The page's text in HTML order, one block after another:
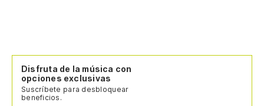
Disfruta de la música con
opciones exclusivas
Suscríbete para desbloquear
beneficios.